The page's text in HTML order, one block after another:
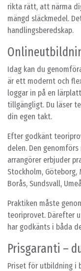
rikta rätt, att närma
mängd släckmedel.
handlingsberedskap.
Idag kan du
är ett modernt och
loggar in på en
tillgängligt. Du läser
din egen takt.
Efter godkänt
delen. Den
arrangörer erbjuder
Stockholm, Göteborg,
Borås, Sundsvall,
Praktiken måste
teoriprovet. Därefter
har godkänts i båda
Prisgaranti –
Priset för utbildning i